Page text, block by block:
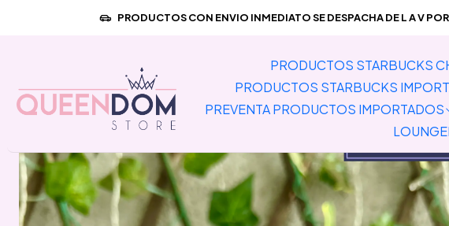
PRODUCTOS STARBUCKS
PRODUCTOS STARBUCKS
PREVENTA PRODUCTOS IMPORTADOS
PRODUCTOS CON ENVIO INMEDIATO SE DESPACHA DE L A V
Inicio PREVENTA